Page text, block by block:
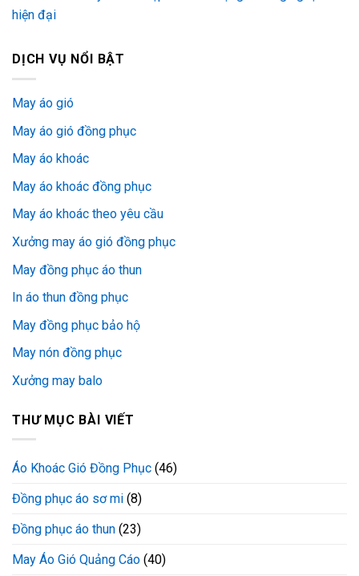
hiện đại
DỊCH VỤ NỔI BẬT
May áo gió
May áo gió đồng phục
May áo khoác
May áo khoác đồng phục
May áo khoác theo yêu cầu
Xưởng may áo gió đồng phục
May đồng phục áo thun
In áo thun đồng phục
May đồng phục bảo hộ
May nón đồng phục
Xưởng may balo
THƯ MỤC BÀI VIẾT
Áo Khoác Gió Đồng Phục (46)
Đồng phục áo sơ mi (8)
Đồng phục áo thun (23)
May Áo Gió Quảng Cáo (40)